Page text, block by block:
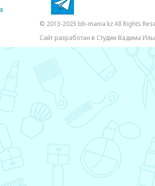
© 2013-2025 bb-mania.kz All Rights
Сайт разработан в Студии Вадима